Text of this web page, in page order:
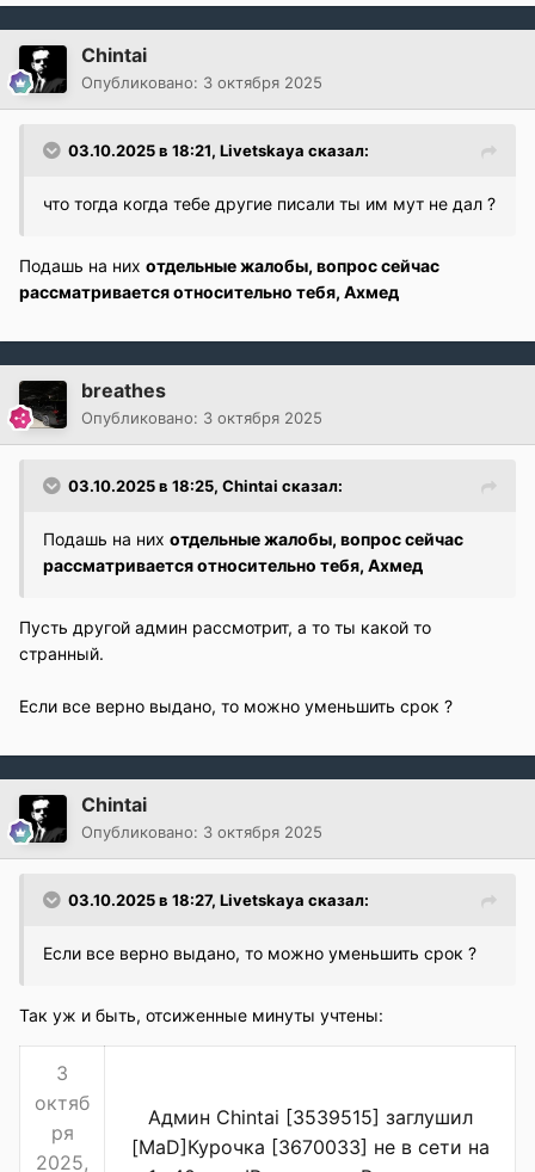
2025/10/3,
в 18:35:20
Куроч
4
6
Сообщение в чат:
ну в плане {ton}
В третьем выражении как раз и используется эмодзи
был миссклик, срок автозаглушки не поменялся,
здесь же все по делу.
Chintai
Опубликовано: 3 октября 2025
03.10.2025 в 18:21, Livetskaya сказал:
что тогда когда тебе другие писали ты им мут не дал ?
Подашь на них отдельные жалобы, вопрос сейчас
рассматривается относительно тебя, Ахмед
breathes
Опубликовано: 3 октября 2025
03.10.2025 в 18:25, Chintai сказал:
Подашь на них отдельные жалобы, вопрос сейчас
рассматривается относительно тебя, Ахмед
Пусть другой админ рассмотрит, а то ты какой то
странный.
Если все верно выдано, то можно уменьшить срок ?
Chintai
Опубликовано: 3 октября 2025
03.10.2025 в 18:27, Livetskaya сказал:
Если все верно выдано, то можно уменьшить срок ?
Так уж и быть, отсиженные минуты учтены:
3
октяб
ря
2025,
Админ Chintai [3539515] заглушил
[MaD]Курочка [3670033] не в сети на